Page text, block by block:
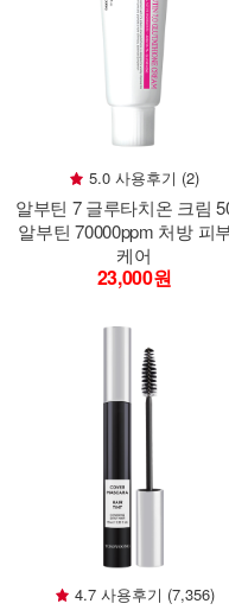
5.0 사용후기 (2)
알부틴 7 글루타치온 크림
알부틴 70000ppm 처방 피
케어
23,000원
4.7 사용후기 (7,356)